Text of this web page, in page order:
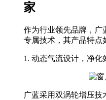
家
作为行业领先品牌，广
专属技术，其产品特点
1. 动态气流设计，净化
广蓝采用双涡轮增压